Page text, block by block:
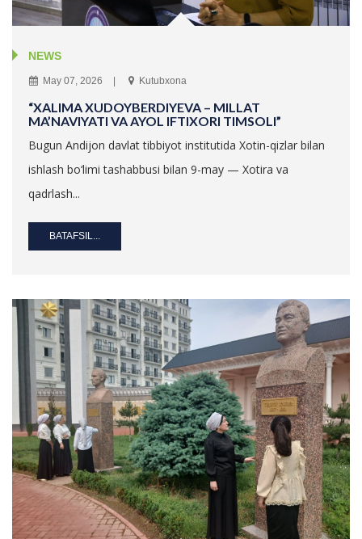
NEWS
May 07, 2026 Kutubxona
“XALIMA XUDOYBERDIYEVA – MILLAT
MA’NAVIYATI VA AYOL IFTIXORI TIMSOLI”
Bugun Andijon davlat tibbiyot institutida Xotin-qizlar bilan
ishlash bo‘limi tashabbusi bilan 9-may — Xotira va
qadrlash...
BATAFSIL...